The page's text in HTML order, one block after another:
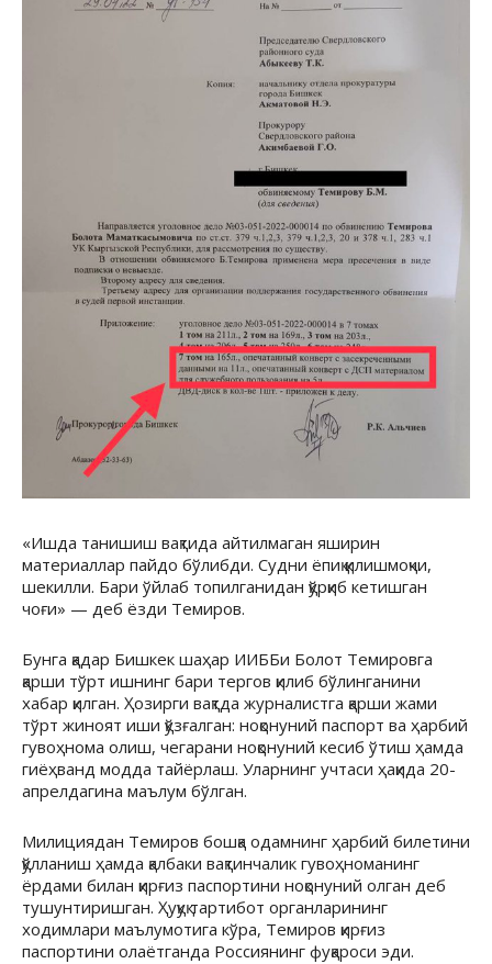
«Ишда танишиш вақтида айтилмаган яширин
материаллар пайдо бўлибди. Судни ёпиқ қилишмоқчи,
шекилли. Бари ўйлаб топилганидан қўрқиб кетишган
чоғи» — деб ёзди Темиров.
Бунга қадар Бишкек шаҳар ИИББи Болот Темировга
қарши тўрт ишнинг бари тергов қилиб бўлинганини
хабар қилган. Ҳозирги вақтда журналистга қарши жами
тўрт жиноят иши қўзғалган: ноқонуний паспорт ва ҳарбий
гувоҳнома олиш, чегарани ноқонуний кесиб ўтиш ҳамда
гиёҳванд модда тайёрлаш. Уларнинг учтаси ҳақида 20-
апрелдагина маълум бўлган.
Милициядан Темиров бошқа одамнинг ҳарбий билетини
қўлланиш ҳамда қалбаки вақтинчалик гувоҳноманинг
ёрдами билан қирғиз паспортини ноқонуний олган деб
тушунтиришган. Ҳуқуқ тартибот органларининг
ходимлари маълумотига кўра, Темиров қирғиз
паспортини олаётганда Россиянинг фуқароси эди.